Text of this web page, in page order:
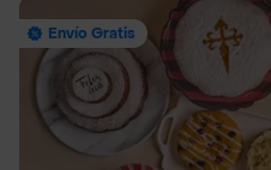
Envío Gratis